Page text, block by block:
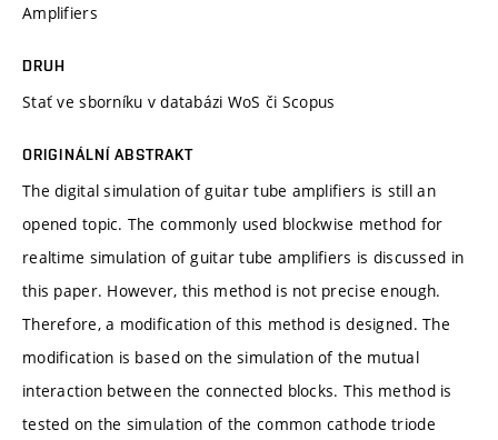
Amplifiers
DRUH
Stať ve sborníku v databázi WoS či Scopus
ORIGINÁLNÍ ABSTRAKT
The digital simulation of guitar tube amplifiers is still an
opened topic. The commonly used blockwise method for
realtime simulation of guitar tube amplifiers is discussed in
this paper. However, this method is not precise enough.
Therefore, a modification of this method is designed. The
modification is based on the simulation of the mutual
interaction between the connected blocks. This method is
tested on the simulation of the common cathode triode